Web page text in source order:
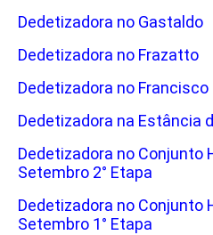
Dedetizadora no Gastaldo
Dedetizadora no Frazatto
Dedetizadora no
Dedetizadora na Estância
Dedetizadora no Conjunto
Setembro 2° Etapa
Dedetizadora no Conjunto
Setembro 1° Etapa